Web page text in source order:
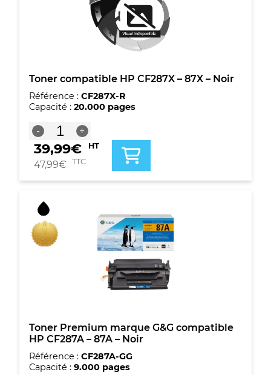
Toner compatible HP CF287X – 87X – Noir
Référence : CF287X-R
Capacité : 20.000 pages
-
quantité
de
Toner
compatible
CF287X
87X
-
Noir
+
39,99€ HT
47,99€ TTC
Toner Premium marque G&G compatible
HP CF287A – 87A – Noir
Référence : CF287A-GG
Capacité : 9.000 pages